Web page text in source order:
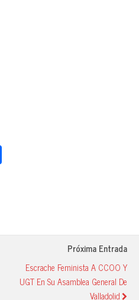
rti
Próxima Entrada
Escrache Feminista A CCOO Y
UGT En Su Asamblea General De
Valladolid